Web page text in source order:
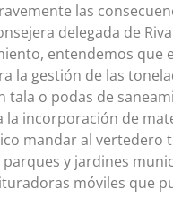
las
delegada de
entendemos que
la gestión de las
tala o podas de
incorporación de
mandar al vertedero
y jardines
móviles que